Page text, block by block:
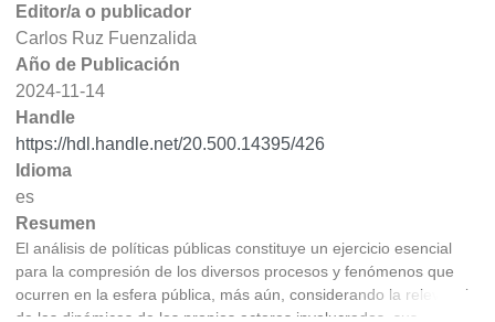
Editor/a o publicador
Carlos Ruz Fuenzalida
Año de Publicación
2024-11-14
Handle
https://hdl.handle.net/20.500.14395/426
Idioma
es
Resumen
El análisis de políticas públicas constituye un ejercicio esencial
para la compresión de los diversos procesos y fenómenos que
ocurren en la esfera pública, más aún, considerando la relevancia
de las dinámicas de los propios actores involucrados, sus